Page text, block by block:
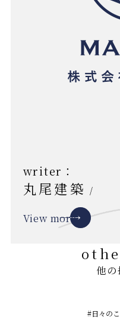
writer：
丸尾建築 /
View more
他の
#日々の